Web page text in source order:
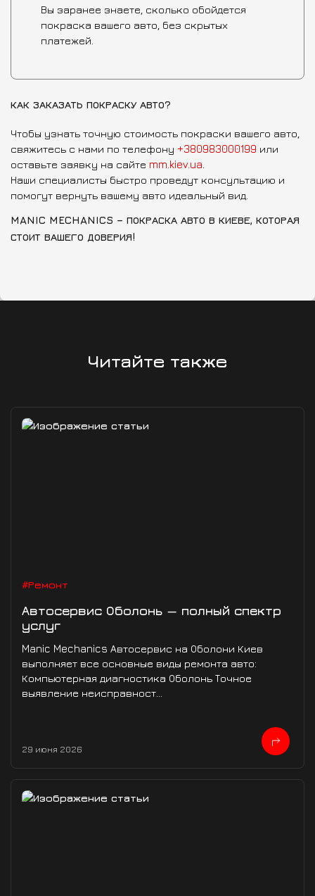
Вы заранее знаете, сколько обойдется
покраска вашего авто, без скрытых
платежей.
КАК ЗАКАЗАТЬ ПОКРАСКУ АВТО?
Чтобы узнать точную стоимость покраски вашего авто,
свяжитесь с нами по телефону +380983000199 или
оставьте заявку на сайте mm.kiev.ua
Наши специалисты быстро проведут консультацию и
помогут вернуть вашему авто идеальный вид.
MANIC MECHANICS – ПОКРАСКА АВТО В КИЕВЕ, КОТОРАЯ
СТОИТ ВАШЕГО ДОВЕРИЯ!
Читайте также
#Ремонт
Автосервис Оболонь — полный спектр
услуг
Manic Mechanics Автосервис на Оболони Киев
выполняет все основные виды ремонта авто:
Компьютерная диагностика Оболонь Точное
выявление неисправност...
29 июня 2026